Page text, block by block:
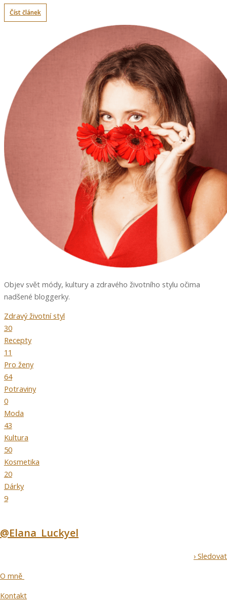
Číst článek
Objev svět módy, kultury a zdravého životního stylu očima
nadšené bloggerky.
Zdravý životní styl
30
Recepty
11
Pro ženy
64
Potraviny
0
Moda
43
Kultura
50
Kosmetika
20
Dárky
9
@Elana_Luckyel
› Sledovat
O mně
Kontakt